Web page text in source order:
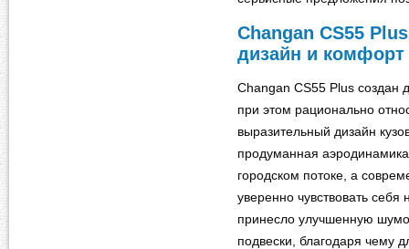
Changan CS55
дизайн и комфорт
Changan CS55 Plus создан
при этом рационально
выразительный дизайн
продуманная
городском потоке, а
уверенно чувствовать
принесло улучшенную
подвески, благодаря чему